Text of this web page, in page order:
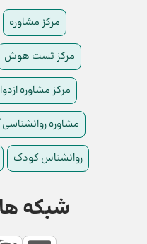
مرکز مشاوره
مرکز تست هوش
مرکز مشاوره
مشاوره روانشناسی
روانشناس کودک
شبکه